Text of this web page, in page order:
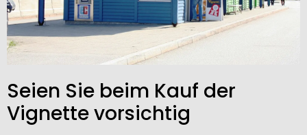
Seien Sie beim Kauf der
Vignette vorsichtig